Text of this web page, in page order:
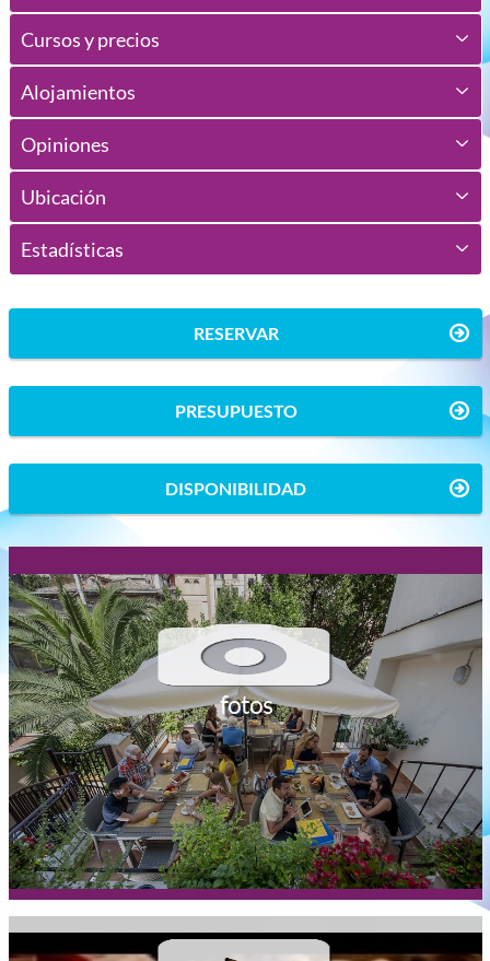
Cursos y precios
Alojamientos
Opiniones
Ubicación
Estadísticas
RESERVAR
PRESUPUESTO
DISPONIBILIDAD
fotos